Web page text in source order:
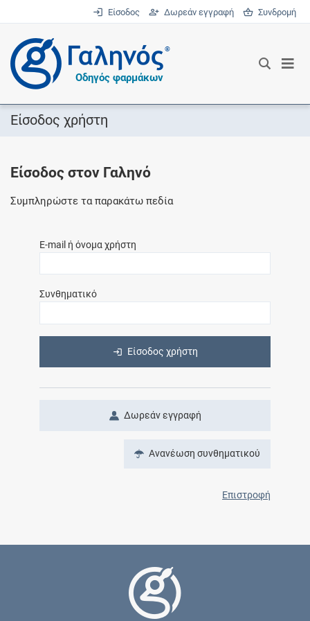
Είσοδος Δωρεάν εγγραφή Συνδρομή
®
Οδηγός φαρμάκων
Είσοδος χρήστη
Είσοδος στον Γαληνό
Συμπληρώστε τα παρακάτω πεδία
E-mail ή όνομα χρήστη
Συνθηματικό
Είσοδος χρήστη
Δωρεάν εγγραφή
Ανανέωση συνθηματικού
Επιστροφή